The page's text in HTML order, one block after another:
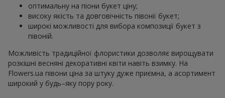
оптимальну на піони букет ціну;
високу якість та довговічність півонії букет;
широкі можливості для вибора композиції букет з
півоній.
Можливість традиційної флористики дозволяє вирощувати
розкішні весняні декоративні квіти навіть взимку. На
Flowers.ua півони ціна за штуку дуже приємна, а асортимент
широкий у будь–яку пору року.